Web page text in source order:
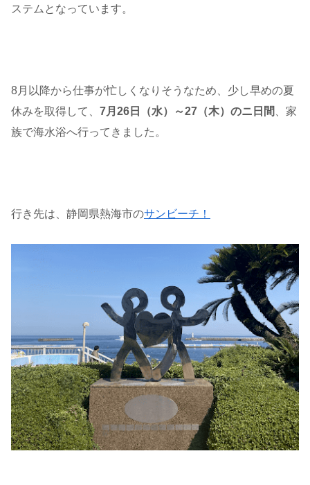
ステムとなっています。
8月以降から仕事が忙しくなりそうなため、少し早めの夏
休みを取得して、 7月26日（水）～27（木）のニ日間
、家
族で海水浴へ行ってきました。
行き先は、静岡県熱海市のサンビーチ！